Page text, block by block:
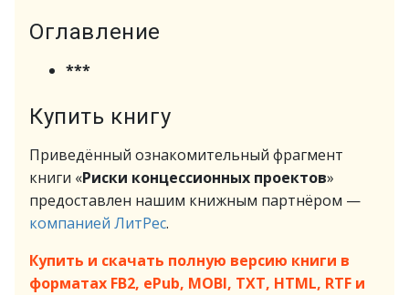
Оглавление
***
Купить книгу
Приведённый ознакомительный фрагмент
книги «Риски концессионных проектов»
предоставлен нашим книжным партнёром —
компанией ЛитРес.
Купить и скачать полную версию книги в
форматах FB2, ePub, MOBI, TXT, HTML, RTF и